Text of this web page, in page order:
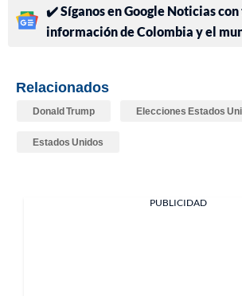
✔️ Síganos en Google Noticias con
información de Colombia y el
Relacionados
Donald Trump Elecciones Estados
Estados Unidos
PUBLICIDAD